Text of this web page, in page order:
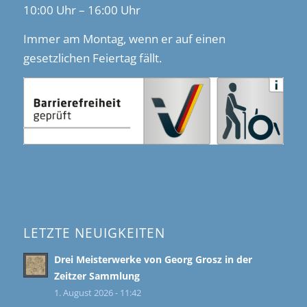
10:00 Uhr – 16:00 Uhr
Immer am Montag, wenn er auf einen
gesetzlichen Feiertag fällt.
LETZTE NEUIGKEITEN
Drei Meisterwerke von Georg Grosz in der
Zeitzer Sammlung
1. August 2026 - 11:42